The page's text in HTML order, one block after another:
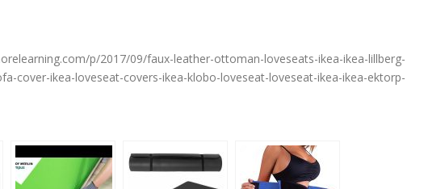
p/2017/09/faux-leather-ottoman-loveseats-ikea-ikea-lillberg-
cover-ikea-loveseat-covers-ikea-klobo-loveseat-loveseat-ikea-ikea-ektorp-